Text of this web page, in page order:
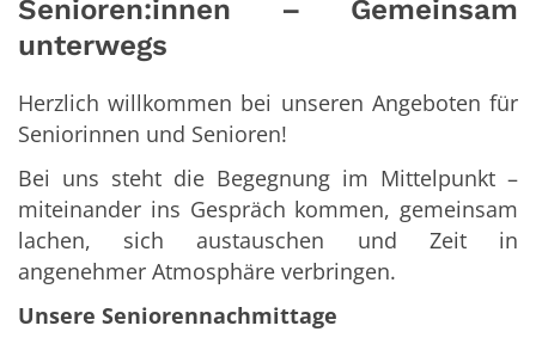
Senioren:innen – Gemeinsam
unterwegs
Herzlich willkommen bei unseren Angeboten für
Seniorinnen und Senioren!
Bei uns steht die Begegnung im Mittelpunkt –
miteinander ins Gespräch kommen, gemeinsam
lachen, sich austauschen und Zeit in
angenehmer Atmosphäre verbringen.
Unsere Seniorennachmittage